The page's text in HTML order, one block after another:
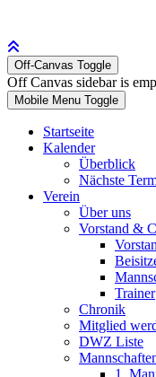
Off-Canvas Toggle
Off Canvas sidebar is
Mobile Menu Toggle
Startseite
Kalender
Überblick
Nächste
Verein
Über uns
Vorstand &
Trainer
Chronik
Mitglied
DWZ Liste
1.